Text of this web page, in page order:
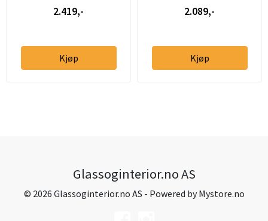
2.419,-
Kjøp
2.089,-
Kjøp
Glassoginterior.no AS
© 2026 Glassoginterior.no AS - Powered byMystore.no